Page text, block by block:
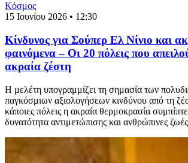
Κόσμος
15 Ιουνίου 2026 • 12:30
Κίνδυνος για Σούπερ Ελ Νίνιο και
φαινόμενα – Οι 20 πόλεις που
ακραία ζέστη
Η μελέτη υπογραμμίζει τη σημασία των
παγκόσμιων αξιολογήσεων κινδύνου από τη
κάποιες πόλεις η ακραία θερμοκρασία
δυνατότητα αντιμετώπισης και ανθρώπινες